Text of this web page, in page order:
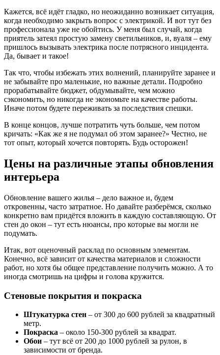
Кажется, всё идёт гладко, но неожиданно возникает ситуация,
когда необходимо закрыть вопрос с электрикой. И вот тут без
профессионала уже не обойтись. У меня был случай, когда
приятель затеял простую замену светильников, и, вуаля – ему
пришлось вызывать электрика после потрясного инцидента.
Да, бывает и такое!
Так что, чтобы избежать этих волнений, планируйте заранее и
не забывайте про маленькие, но важные детали. Подробно
прорабатывайте бюджет, обдумывайте, чем можно
сэкономить, но никогда не экономьте на качестве работы.
Иначе потом будете переживать за последствия спешки.
В конце концов, лучше потратить чуть больше, чем потом
кричать: «Как же я не подумал об этом заранее?» Честно, не
тот опыт, который хочется повторять. Будь осторожен!
Цены на различные этапы обновления
интерьера
Обновление вашего жилья – дело важное и, будем
откровенны, часто затратное. Но давайте разберёмся, сколько
конкретно вам придётся вложить в каждую составляющую. От
стен до окон – тут есть нюансы, про которые вы могли не
подумать.
Итак, вот оценочный расклад по основным элементам.
Конечно, всё зависит от качества материалов и сложности
работ, но хотя бы общее представление получить можно. А то
иногда смотришь на цифры и голова кружится.
Стеновые покрытия и покраска
Штукатурка стен – от 300 до 600 рублей за квадратный
метр.
Покраска – около 150-300 рублей за квадрат.
Обои – тут всё от 200 до 1000 рублей за рулон, в
зависимости от бренда.